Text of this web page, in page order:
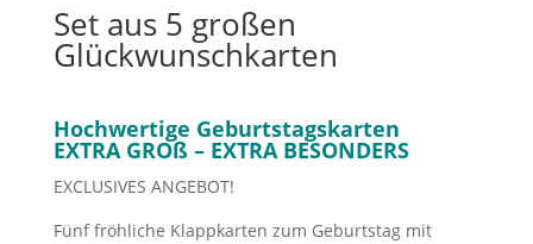
Set aus 5 großen
Glückwunschkarten
Hochwertige Geburtstagskarten
EXTRA GROß – EXTRA BESONDERS
EXCLUSIVES ANGEBOT!
Fünf fröhliche Klappkarten zum Geburtstag mit